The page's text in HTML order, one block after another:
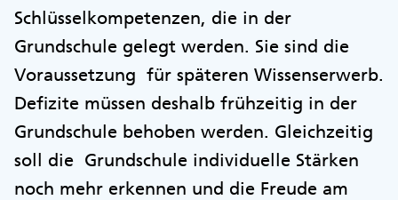
Schlüsselkompetenzen, die in der
Grundschule gelegt werden. Sie sind die
Voraussetzung für späteren Wissenserwerb.
Defizite müssen deshalb frühzeitig in der
Grundschule behoben werden. Gleichzeitig
soll die Grundschule individuelle Stärken
noch mehr erkennen und die Freude am